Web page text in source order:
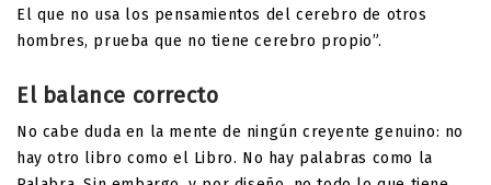
El que no usa los pensamientos del cerebro de otros
hombres, prueba que no tiene cerebro propio”.
El balance correcto
No cabe duda en la mente de ningún creyente genuino: no
hay otro libro como el Libro. No hay palabras como la